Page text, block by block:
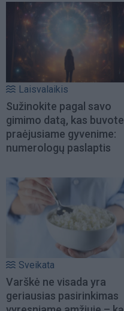
Laisvalaikis
Sužinokite pagal savo
gimimo datą, kas buvote
praėjusiame gyvenime:
numerologų paslaptis
Sveikata
Varškė ne visada yra
geriausias pasirinkimas